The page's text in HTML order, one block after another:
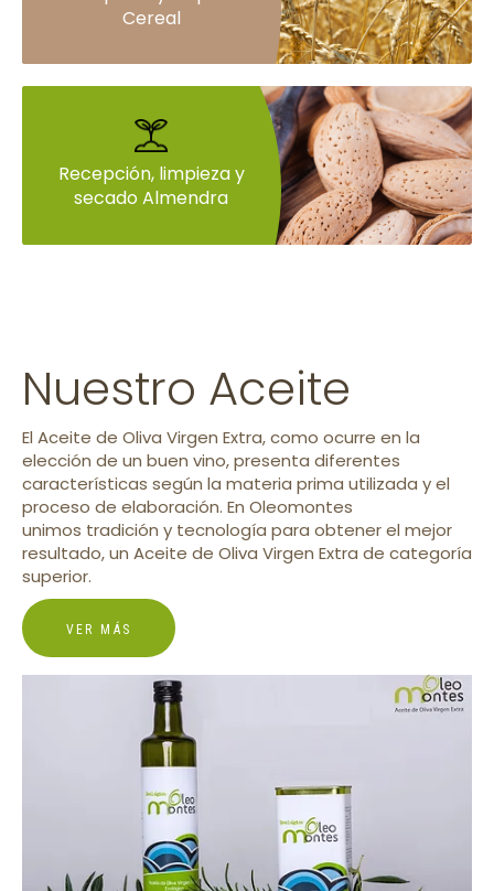
Cereal
Recepción, limpieza y
secado Almendra
Nuestro Aceite
El Aceite de Oliva Virgen Extra, como ocurre en la
elección de un buen vino, presenta diferentes
características según la materia prima utilizada y el
proceso de elaboración. En Oleomontes
unimos tradición y tecnología para obtener el mejor
resultado, un Aceite de Oliva Virgen Extra de categoría
superior.
VER MÁS